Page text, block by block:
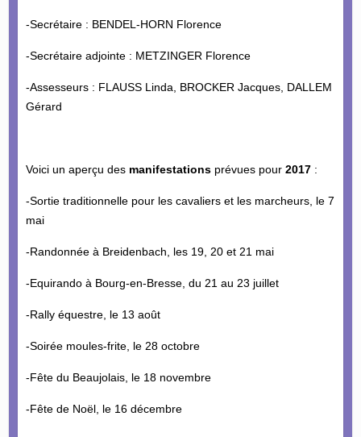
-Secrétaire : BENDEL-HORN Florence
-Secrétaire adjointe : METZINGER Florence
-Assesseurs : FLAUSS Linda, BROCKER Jacques, DALLEM
Gérard
Voici un aperçu des manifestationsprévues pour 2017:
-Sortie traditionnelle pour les cavaliers et les marcheurs, le 7
mai
-Randonnée à Breidenbach, les 19, 20 et 21 mai
-Equirando à Bourg-en-Bresse, du 21 au 23 juillet
-Rally équestre, le 13 août
-Soirée moules-frite, le 28 octobre
-Fête du Beaujolais, le 18 novembre
-Fête de Noël, le 16 décembre